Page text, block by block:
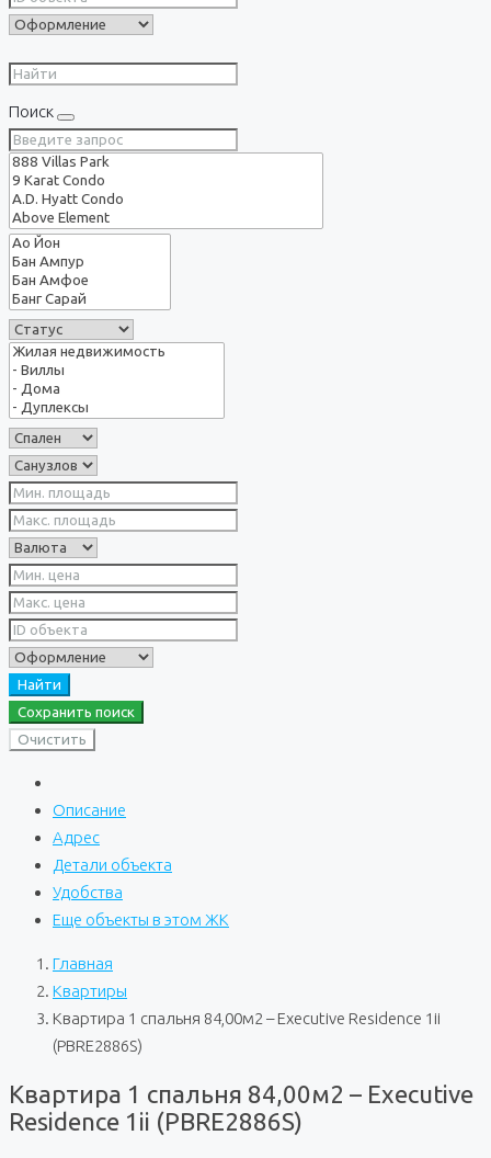
Поиск
Найти
Сохранить поиск
Очистить
Описание
Адрес
Детали объекта
Удобства
Еще объекты в этом ЖК
Главная
Квартиры
Квартира 1 спальня 84,00м2 – Executive Residence 1ii
(PBRE2886S)
Квартира 1 спальня 84,00м2 – Executive
Residence 1ii (PBRE2886S)